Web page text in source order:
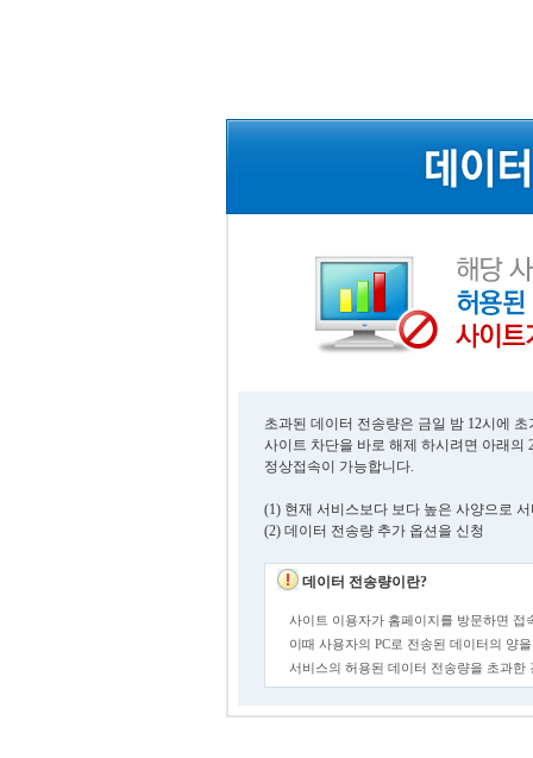
초과된 데이터 전송량은 금일 밤 12시에
사이트 차단을 바로 해제 하시려면 아래의
정상접속이 가능합니다.
(1) 현재 서비스보다 보다 높은 사양으로
(2) 데이터 전송량 추가 옵션을 신청
데이터 전송량이란?
사이트 이용자가 홈페이지를 방문하면 접
이때 사용자의 PC로 전송된 데이터의 양
서비스의 허용된 데이터 전송량을 초과